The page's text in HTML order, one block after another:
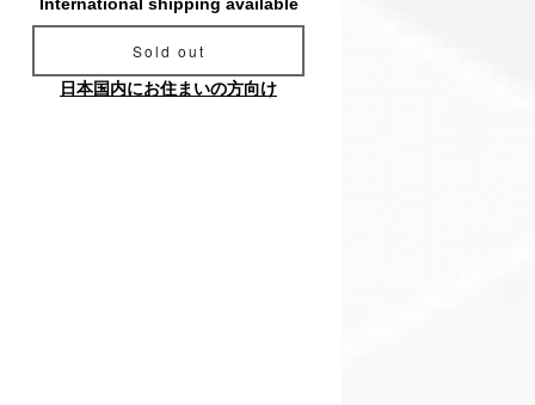
Sold out
日本国内にお住まいの方向け